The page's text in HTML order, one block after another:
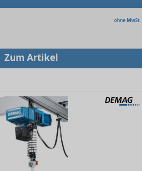
ohne MwSt.
Zum Artikel